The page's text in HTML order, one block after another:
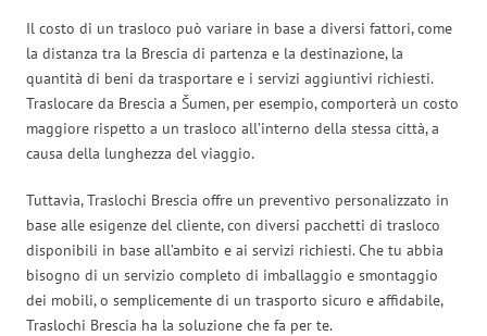
Il costo di un trasloco può variare in base a diversi fattori, come
la distanza tra la Brescia di partenza e la destinazione, la
quantità di beni da trasportare e i servizi aggiuntivi richiesti.
Traslocare da Brescia a Šumen, per esempio, comporterà un costo
maggiore rispetto a un trasloco all’interno della stessa città, a
causa della lunghezza del viaggio.
Tuttavia, Traslochi Brescia offre un preventivo personalizzato in
base alle esigenze del cliente, con diversi pacchetti di trasloco
disponibili in base all’ambito e ai servizi richiesti. Che tu abbia
bisogno di un servizio completo di imballaggio e smontaggio
dei mobili, o semplicemente di un trasporto sicuro e affidabile,
Traslochi Brescia ha la soluzione che fa per te.